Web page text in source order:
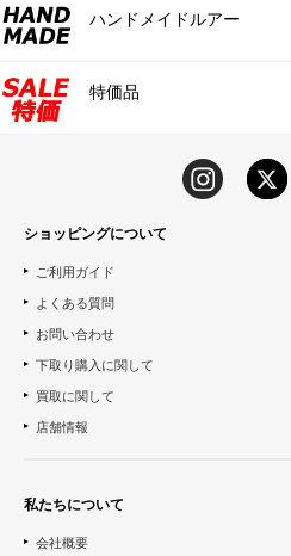
ハンドメイドルアー
特価品
ショッピングについて
ご利用ガイド
よくある質問
お問い合わせ
下取り購入に関して
買取に関して
店舗情報
私たちについて
会社概要